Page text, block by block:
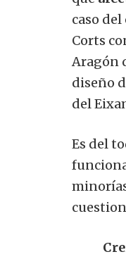
caso
Corts
Aragón
diseño
del
Es del